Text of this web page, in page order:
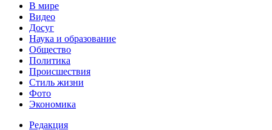
В мире
Видео
Досуг
Наука и образование
Общество
Политика
Происшествия
Стиль жизни
Фото
Экономика
Редакция